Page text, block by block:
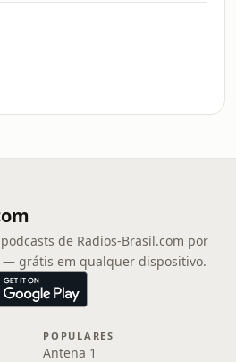
de Radios-Brasil.com por
grátis em qualquer dispositivo.
POPULARES
Antena 1